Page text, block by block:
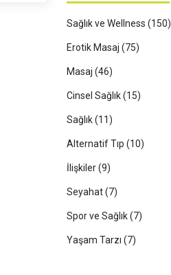
Sağlık ve Wellness (150)
Erotik Masaj (75)
Masaj (46)
Cinsel Sağlık(15)
Sağlık(11)
Alternatif Tıp (10)
İlişkiler(9)
Seyahat(7)
Spor ve Sağlık(7)
Yaşam Tarzı (7)